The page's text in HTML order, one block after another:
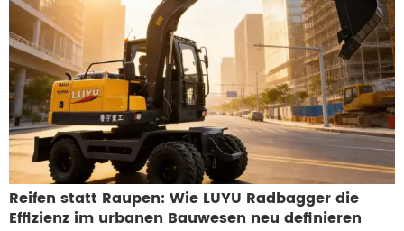
Reifen statt Raupen: Wie LUYU Radbagger die
Effizienz im urbanen Bauwesen neu definieren